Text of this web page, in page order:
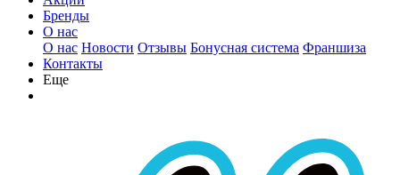
Бренды
О нас
О нас Новости Отзывы Бонусная система Франшиза
Контакты
Еще